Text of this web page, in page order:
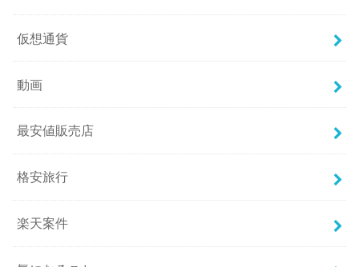
仮想通貨
動画
最安値販売店
格安旅行
楽天案件